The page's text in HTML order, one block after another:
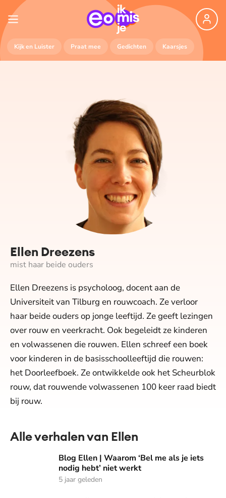
Kijk en Luister Praat mee Gedichten Kaarsjes
Ellen Dreezens
mist haar beide ouders
Ellen Dreezens is psycholoog, docent aan de
Universiteit van Tilburg en rouwcoach. Ze verloor
haar beide ouders op jonge leeftijd. Ze geeft lezingen
over rouw en veerkracht. Ook begeleidt ze kinderen
en volwassenen die rouwen. Ellen schreef een boek
voor kinderen in de basisschoolleeftijd die rouwen:
het Doorleefboek. Ze ontwikkelde ook het Scheurblok
rouw, dat rouwende volwassenen 100 keer raad biedt
bij rouw.
Alle verhalen van Ellen
Blog Ellen | Waarom ‘Bel me als je iets nodig hebt’ niet
Blog Ellen | Waarom ‘Bel me als je iets
nodig hebt’ niet werkt
5 jaar geleden